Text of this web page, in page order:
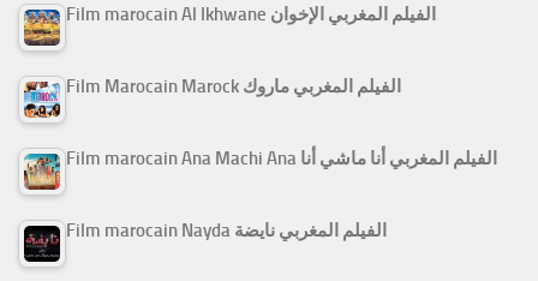
Film marocain Al Ikhwane الفيلم المغربي الإخوان
Film Marocain Marock الفيلم المغربي ماروك
Film marocain Ana Machi Ana الفيلم المغربي أنا ماشي أنا
Film marocain Nayda الفيلم المغربي نايضة